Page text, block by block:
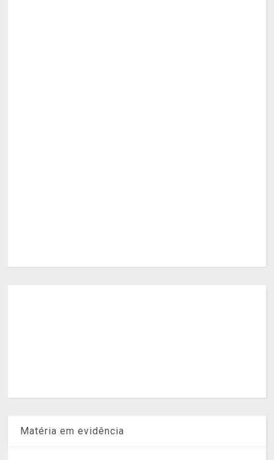
Matéria em evidência